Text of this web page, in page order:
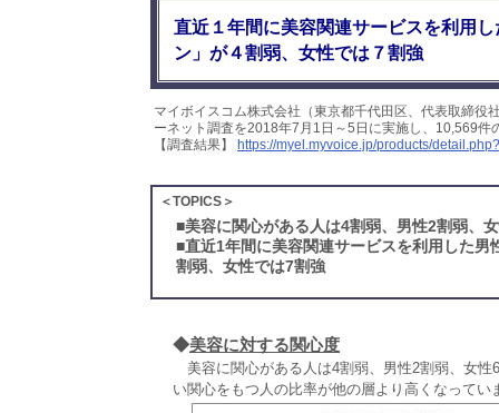
直近１年間に美容関連サービスを利用
ン」が４割弱、女性では７割強
マイボイスコム株式会社（東京都千代田区、代表取締役
ーネット調査を2018年7月1日～5日に実施し、10,569
【調査結果】
https://myel.myvoice.jp/products/
＜TOPICS＞
■美容に関心がある人は4割弱、男性2割弱、
■直近1年間に美容関連サービスを利用した
割弱、女性では7割強
◆美容に対する関心度
美容に関心がある人は4割弱、男性2割弱、女性
い関心をもつ人の比率が他の層より高くなってい